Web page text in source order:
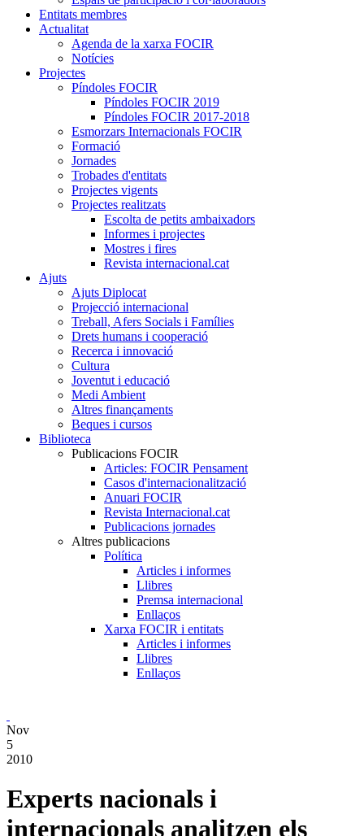
Entitats membres
Actualitat
Agenda de la xarxa FOCIR
Notícies
Projectes
Píndoles FOCIR
Píndoles FOCIR 2019
Píndoles FOCIR 2017-2018
Esmorzars Internacionals FOCIR
Formació
Jornades
Trobades d'entitats
Projectes vigents
Projectes realitzats
Escolta de petits ambaixadors
Informes i projectes
Mostres i fires
Revista internacional.cat
Ajuts
Ajuts Diplocat
Projecció internacional
Treball, Afers Socials i Famílies
Drets humans i cooperació
Recerca i innovació
Cultura
Joventut i educació
Medi Ambient
Altres finançaments
Beques i cursos
Biblioteca
Publicacions FOCIR
Articles: FOCIR Pensament
Casos d'internacionalització
Anuari FOCIR
Revista Internacional.cat
Publicacions jornades
Altres publicacions
Política
Articles i informes
Llibres
Premsa internacional
Enllaços
Xarxa FOCIR i entitats
Articles i informes
Llibres
Enllaços
Nov
5
2010
Experts nacionals i
internacionals analitzen els